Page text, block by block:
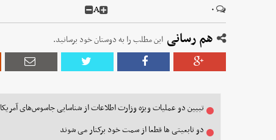
۰ A
هم رسانی این مطلب را به دوستان خود برسانید.
تبیین دو عملیات ویژه وزارت اطلاعات از شناسایی جاسوس‌های آمریکا
دو تابعیتی ها قطعا از سمت خود برکنار می شوند